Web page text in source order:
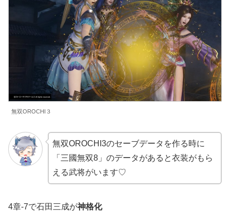
無双OROCHI３
無双OROCHI3のセーブデータを作る時に
「三國無双8」のデータがあると衣装がもら
える武将がいます♡
4章-7で石田三成が神格化